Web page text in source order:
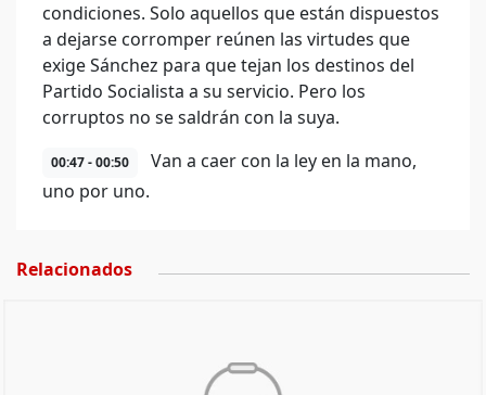
condiciones. Solo aquellos que están dispuestos
a dejarse corromper reúnen las virtudes que
exige Sánchez para que tejan los destinos del
Partido Socialista a su servicio. Pero los
corruptos no se saldrán con la suya.
00:47 - 00:50
Van a caer con la ley en la mano,
uno por uno.
Relacionados